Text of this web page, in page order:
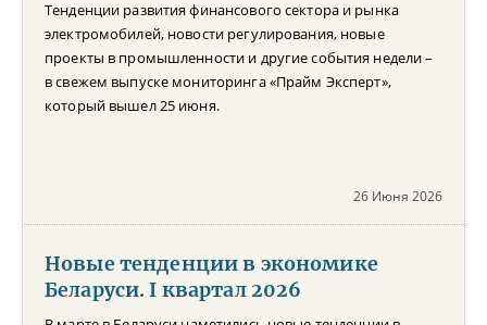
Тенденции развития финансового сектора и рынка
электромобилей, новости регулирования, новые
проекты в промышленности и другие события недели –
в свежем выпуске мониторинга «Прайм Эксперт»,
который вышел 25 июня.
26 Июня 2026
Новые тенденции в экономике
Беларуси. I квартал 2026